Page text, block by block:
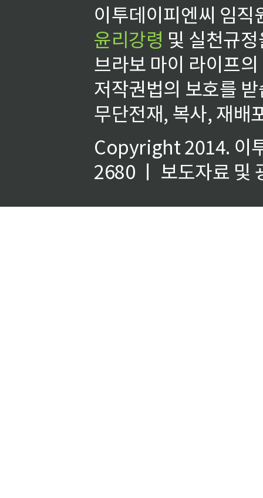
이투데이피엔씨 임
윤리강령 및 실천규
브라보 마이 라이프
저작권법의 보호를
무단전재, 복사, 재배
Copyright 2014. 이
2680 ㅣ 보도자료